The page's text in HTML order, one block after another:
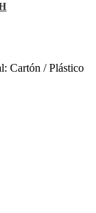
Cartón / Plástico